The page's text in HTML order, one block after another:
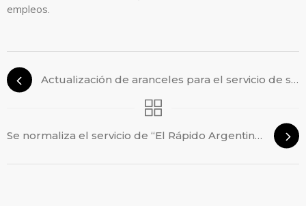
empleos.
Actualización de aranceles para el servicio de salud
Se normaliza el servicio de “El Rápido Argentino”